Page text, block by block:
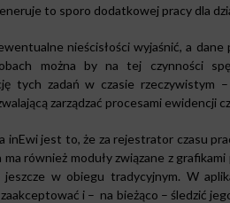
to sporo dodatkowej pracy dla
nieścisłości wyjaśnić, a
można by na tej czynności
tych zadań w czasie rzeczywistym
zarządzać procesami ewidencji
inEwi jest to, że za rejestrator czasu
również moduły związane z
jeszcze w obiegu tradycyjnym. W
i – na bieżąco – śledzić